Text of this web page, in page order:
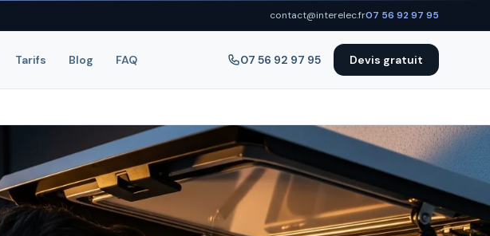
contact@interelec.fr07 56 92 97 95
Tarifs Blog FAQ 07 56 92 97 95 Devis gratuit